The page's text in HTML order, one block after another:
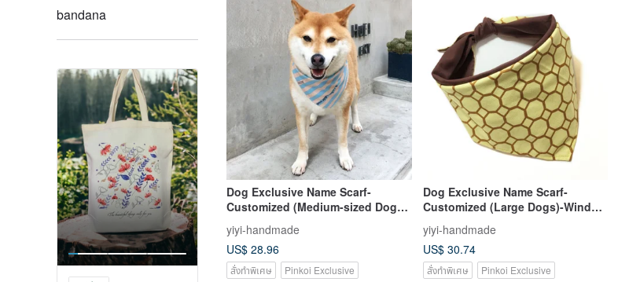
bandana
Dog Exclusive Name Scarf-
Customized (Medium-sized Dog)-
yiyi-handmade
US$ 28.96
สั่งทำพิเศษ Pinkoi Exclusive
Dog Exclusive Name Scarf-
Customized (Large Dogs)-Window
yiyi-handmade
US$ 30.74
สั่งทำพิเศษ Pinkoi Exclusive